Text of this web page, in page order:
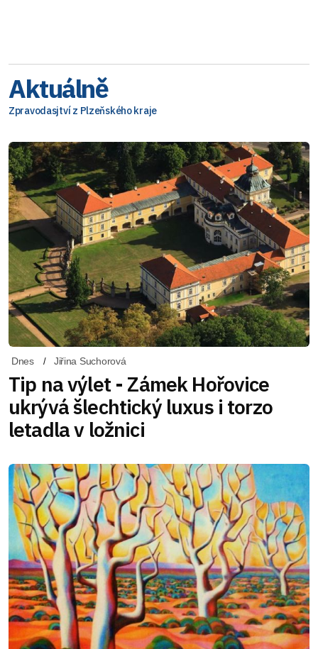
Aktuálně
Zpravodasjtví z Plzeňského kraje
Dnes Jiřina Suchorová
Tip na výlet - Zámek Hořovice
ukrývá šlechtický luxus i torzo
letadla v ložnici